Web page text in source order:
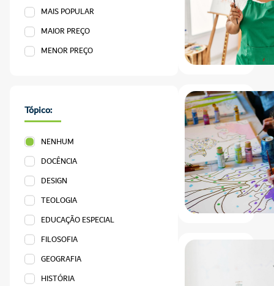
MAIS POPULAR
MAIOR PREÇO
MENOR PREÇO
Tópico:
NENHUM
DOCÊNCIA
DESIGN
TEOLOGIA
EDUCAÇÃO ESPECIAL
FILOSOFIA
GEOGRAFIA
HISTÓRIA